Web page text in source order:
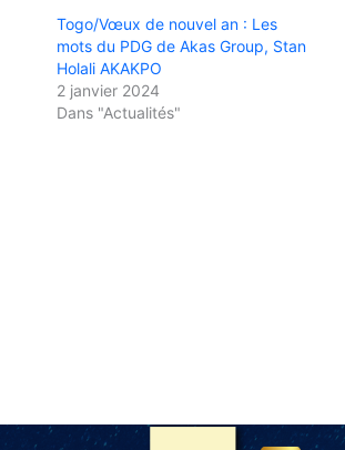
Togo/Vœux de nouvel an : Les
mots du PDG de Akas Group, Stan
Holali AKAKPO
2 janvier 2024
Dans "Actualités"